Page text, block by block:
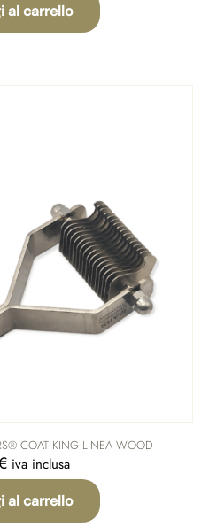
al carrello
COAT KING LINEA WOOD
iva inclusa
al carrello